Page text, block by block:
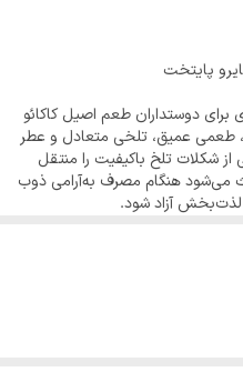
و جایگزین کره کاکائو، طعمی
نه خیلی شیرین – یه گزینه
انتخاب عالی‌ای برای محل
باشه.
کنار اسپرسو یا قهوه دمی هستن.
پایتخت
دوستداران طعم اصیل کاکائو
طعمی عمیق، تلخی متعادل و عطر
از شکلات تلخ باکیفیت را منتقل
هنگام مصرف به‌آرامی ذوب
آزاد شود.
چه همراه قهوه و چه برای